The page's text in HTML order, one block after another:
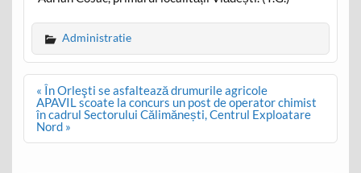
Administratie
Post
navigation
« În Orleşti se asfaltează drumurile agricole
APAVIL scoate la concurs un post de operator chimist
în cadrul Sectorului Călimănești, Centrul Exploatare
Nord »